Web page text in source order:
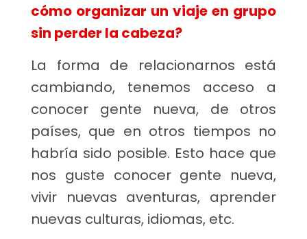
cómo organizar un viaje en grupo
sin perder la cabeza?
La forma de relacionarnos está
cambiando, tenemos acceso a
conocer gente nueva, de otros
países, que en otros tiempos no
habría sido posible. Esto hace que
nos guste conocer gente nueva,
vivir nuevas aventuras, aprender
nuevas culturas, idiomas, etc.